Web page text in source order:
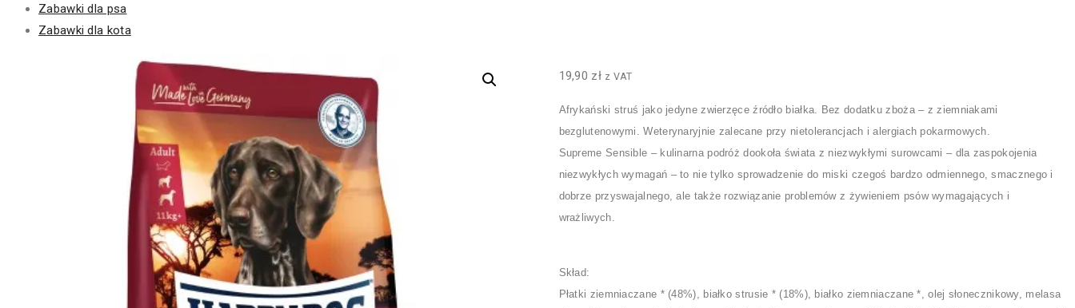
Zabawki dla psa
Zabawki dla kota
19,90 zł z VAT
Afrykański struś jako jedyne zwierzęce źródło białka. Bez dodatku zboża – z ziemniakami
bezglutenowymi. Weterynaryjnie zalecane przy nietolerancjach i alergiach pokarmowych.
Supreme Sensible – kulinarna podróż dookoła świata z niezwykłymi surowcami – dla zaspokojenia
niezwykłych wymagań – to nie tylko sprowadzenie do miski czegoś bardzo odmiennego, smacznego i
dobrze przyswajalnego, ale także rozwiązanie problemów z żywieniem psów wymagających i
wrażliwych.
Skład:
Płatki ziemniaczane * (48%), białko strusie * (18%), białko ziemniaczane *, olej słonecznikowy, melasa